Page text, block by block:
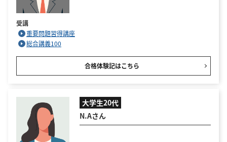
受講
重要問題習得講座
総合講義100
合格体験記はこちら
大学生20代
N.Aさん